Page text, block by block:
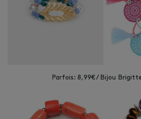
Parfois: 8,99€ / Bijou